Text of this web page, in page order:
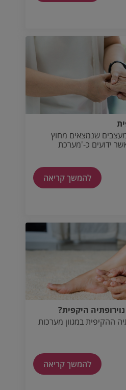
שנמצאים מחוץ
ידועים כ-'מערכת
להמשך קריאה
היקפית?
ההקיפית במגוון מערכות
להמשך קריאה